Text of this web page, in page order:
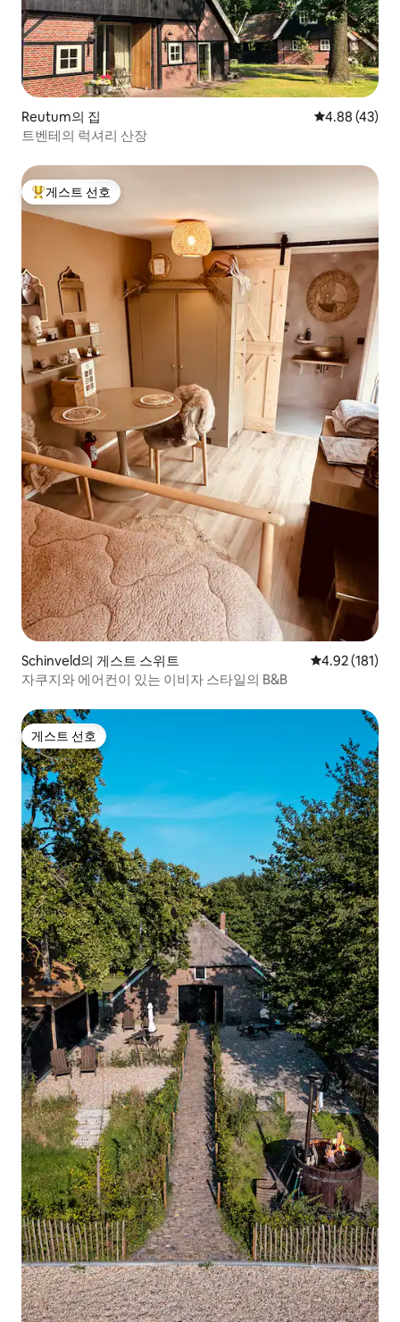
Reutum의 집 평점 4.88점(5
4.88 (43)
트벤테의 럭셔리 산장
상위 게스트 선호
게스트 선호
Schinveld의 게스트 스위트 평점 4.92점(5
4.92 (181)
자쿠지와 에어컨이 있는 이비자 스타일의 B&B
게스트 선호
게스트 선호